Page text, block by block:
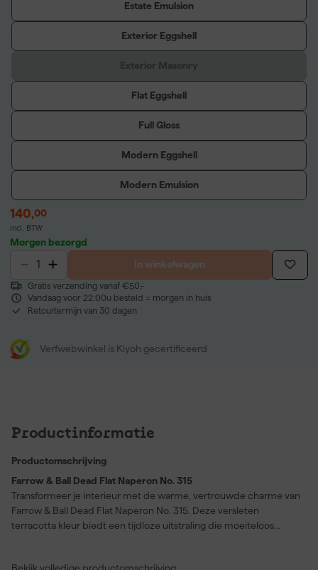
Estate Emulsion
Exterior Eggshell
Flat Eggshell
Full Gloss
Modern Eggshell
Modern Emulsion
140,00
incl. BTW
Morgen bezorgd
In winkelwagen
Gratis verzending vanaf €50,-
Vandaag voor 22:00u besteld = morgen in huis
Retourtermijn van 30 dagen
Verfwebwinkel is Kiyoh gecertificeerd
Productinformatie
Productomschrijving
Farrow & Ball Dead Flat Naperon No. 315
Transformeer je interieur met de warme, vertrouwde charme van
Farrow & Ball Dead Flat Naperon No. 315. Deze versleten
terracotta kleur biedt een tijdloze uitstraling die moeiteloos
Bekijk volledige productomschrijving